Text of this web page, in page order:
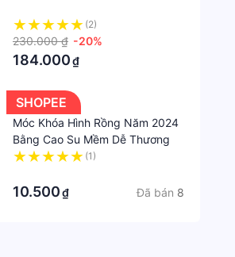
(2)
230.000 ₫ -20%
184.000₫
SHOPEE
Móc Khóa Hình Rồng Năm 2024
Bằng Cao Su Mềm Dễ Thương
(1)
10.500₫ Đã bán 8